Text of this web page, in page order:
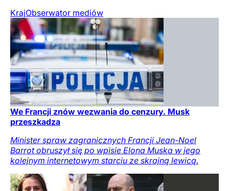
KrajObserwator mediów
We Francji znów wezwania do cenzury. Musk
przeszkadza
Minister spraw zagranicznych Francji Jean-Noel
Barrot obruszył się po wpisie Elona Muska w jego
kolejnym internetowym starciu ze skrajną lewicą.